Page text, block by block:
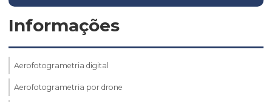
Informações
Aerofotogrametria digital
Aerofotogrametria por drone